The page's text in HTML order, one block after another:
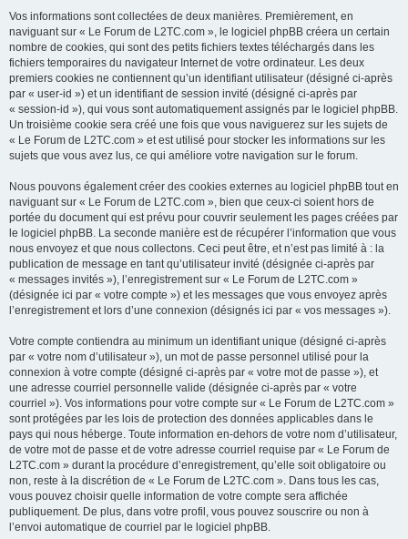
Vos informations sont collectées de deux manières. Premièrement, en
naviguant sur « Le Forum de L2TC.com », le logiciel phpBB créera un certain
nombre de cookies, qui sont des petits fichiers textes téléchargés dans les
fichiers temporaires du navigateur Internet de votre ordinateur. Les deux
premiers cookies ne contiennent qu’un identifiant utilisateur (désigné ci-après
par « user-id ») et un identifiant de session invité (désigné ci-après par
« session-id »), qui vous sont automatiquement assignés par le logiciel phpBB.
Un troisième cookie sera créé une fois que vous naviguerez sur les sujets de
« Le Forum de L2TC.com » et est utilisé pour stocker les informations sur les
sujets que vous avez lus, ce qui améliore votre navigation sur le forum.
Nous pouvons également créer des cookies externes au logiciel phpBB tout en
naviguant sur « Le Forum de L2TC.com », bien que ceux-ci soient hors de
portée du document qui est prévu pour couvrir seulement les pages créées par
le logiciel phpBB. La seconde manière est de récupérer l’information que vous
nous envoyez et que nous collectons. Ceci peut être, et n’est pas limité à : la
publication de message en tant qu’utilisateur invité (désignée ci-après par
« messages invités »), l’enregistrement sur « Le Forum de L2TC.com »
(désignée ici par « votre compte ») et les messages que vous envoyez après
l’enregistrement et lors d’une connexion (désignés ici par « vos messages »).
Votre compte contiendra au minimum un identifiant unique (désigné ci-après
par « votre nom d’utilisateur »), un mot de passe personnel utilisé pour la
connexion à votre compte (désigné ci-après par « votre mot de passe »), et
une adresse courriel personnelle valide (désignée ci-après par « votre
courriel »). Vos informations pour votre compte sur « Le Forum de L2TC.com »
sont protégées par les lois de protection des données applicables dans le
pays qui nous héberge. Toute information en-dehors de votre nom d’utilisateur,
de votre mot de passe et de votre adresse courriel requise par « Le Forum de
L2TC.com » durant la procédure d’enregistrement, qu’elle soit obligatoire ou
non, reste à la discrétion de « Le Forum de L2TC.com ». Dans tous les cas,
vous pouvez choisir quelle information de votre compte sera affichée
publiquement. De plus, dans votre profil, vous pouvez souscrire ou non à
l’envoi automatique de courriel par le logiciel phpBB.